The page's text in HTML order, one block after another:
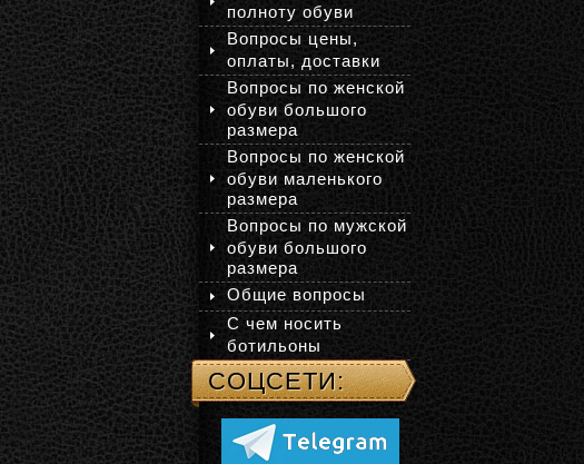
полноту обуви
Вопросы цены,
оплаты, доставки
Вопросы по женской
обуви большого
размера
Вопросы по женской
обуви маленького
размера
Вопросы по мужской
обуви большого
размера
Общие вопросы
С чем носить
ботильоны
СОЦСЕТИ: